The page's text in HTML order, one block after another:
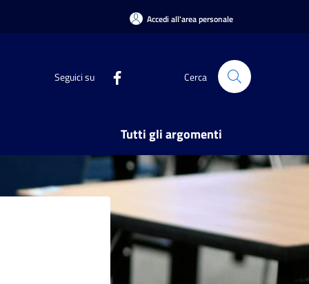
Accedi all'area personale
Seguici su Cerca
Tutti gli argomenti